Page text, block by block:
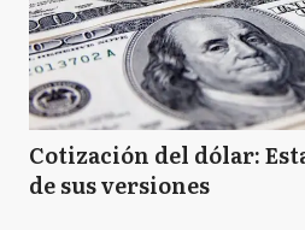
Cotización del dólar:
de sus versiones